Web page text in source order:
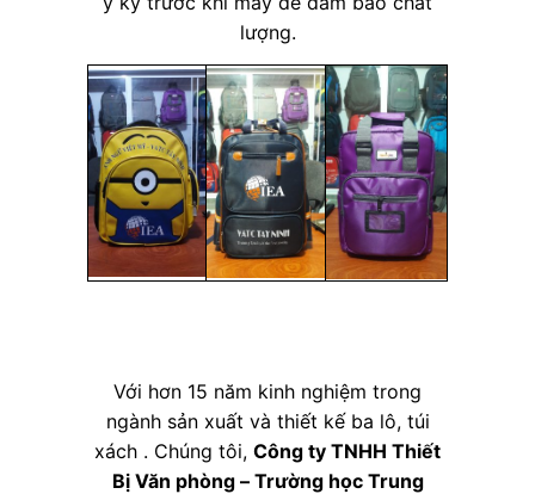
lượng.
Với hơn 15 năm kinh nghiệm trong
ngành sản xuất và thiết kế ba lô, túi
xách . Chúng tôi, Công ty TNHH Thiết
Bị Văn phòng – Trường học Trung